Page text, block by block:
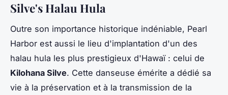
Silve's Halau Hula
Outre son importance historique indéniable, Pearl
Harbor est aussi le lieu d'implantation d'un des
halau hula les plus prestigieux d'Hawaï : celui de
Kilohana Silve. Cette danseuse émérite a dédié sa
vie à la préservation et à la transmission de la